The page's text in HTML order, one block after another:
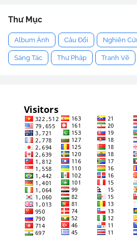
Thư Mục
Album Ảnh Câu Đối Nghiên
Sáng Tác Thư Pháp Tranh Vẽ